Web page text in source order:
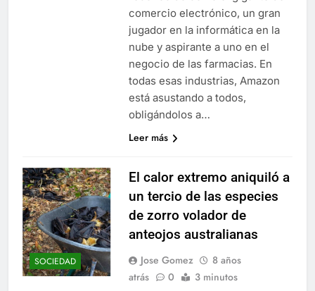
comercio electrónico, un gran
jugador en la informática en la
nube y aspirante a uno en el
negocio de las farmacias. En
todas esas industrias, Amazon
está asustando a todos,
obligándolos a…
Leer más
SOCIEDAD
El calor extremo aniquiló a
un tercio de las especies
de zorro volador de
anteojos australianas
Jose Gomez
8 años
atrás
0 3 minutos